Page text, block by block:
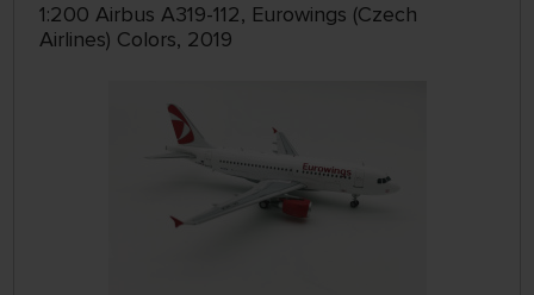
1:200 Airbus A319-112, Eurowings (Czech
Airlines) Colors, 2019